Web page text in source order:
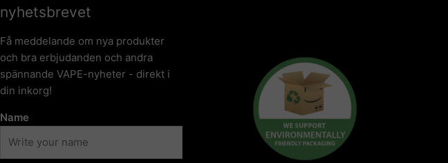
nyhetsbrevet
Få meddelande om nya produkter
och bra erbjudanden och andra
spännande VAPE-nyheter - direkt i
din inkorg!
Name